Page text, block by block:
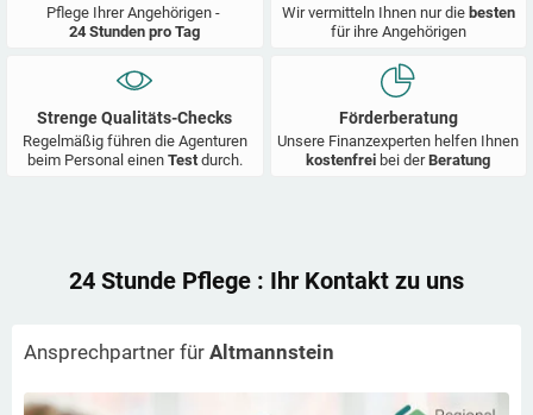
Pflege Ihrer Angehörigen -
24 Stunden pro Tag
Wir vermitteln Ihnen nur die besten
für ihre Angehörigen
Strenge Qualitäts-Checks
Regelmäßig führen die Agenturen
beim Personal einen Test durch.
Förderberatung
Unsere Finanzexperten helfen Ihnen
kostenfrei bei derBeratung
24 Stunde Pflege : Ihr Kontakt zu uns
Ansprechpartner für Altmannstein